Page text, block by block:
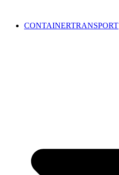
CONTAINERTRANSPORT